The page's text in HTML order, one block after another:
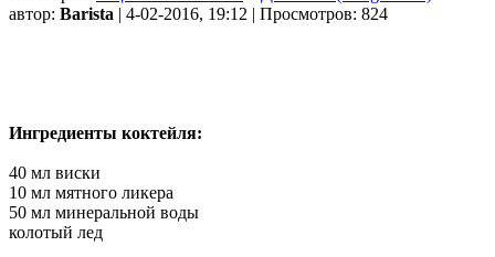
автор: Barista | 4-02-2016, 19:12 | Просмотров: 824
Ингредиенты коктейля:
40 мл виски
10 мл мятного ликера
50 мл минеральной воды
колотый лед